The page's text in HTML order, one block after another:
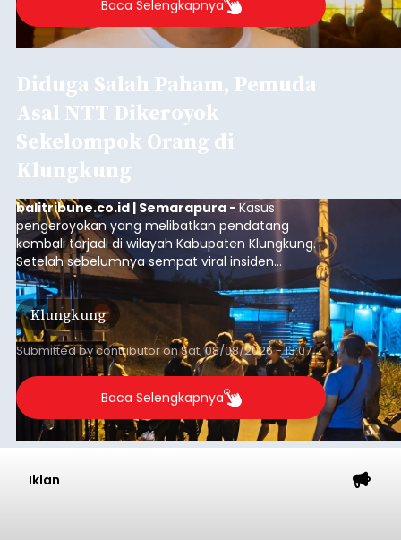
Baca Selengkapnya
Diduga Salah Paham, Pemuda
Asal NTT Dikeroyok
Sekelompok Orang di
Klungkung
balitribune.co.id | Semarapura -Kasus
pengeroyokan yang melibatkan pendatang
kembali terjadi di wilayah Kabupaten Klungkung.
Setelah sebelumnya sempat viral insiden
keributan di barat Pasar Galiran, peristiwa serupa
kini menimpa seorang pemuda asal Kabupaten
Sumba Barat Daya (SBD), Nusa Tenggara Timur
(NTT).
Klungkung
Submitted bycontributoronSat, 08/08/2026 - 13:07
Baca Selengkapnya
Iklan